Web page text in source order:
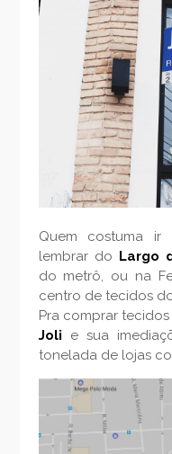
Quem costuma
lembrar do Largo
do metrô, ou na
centro de tecidos
Pra comprar
Joli e sua
tonelada de lojas